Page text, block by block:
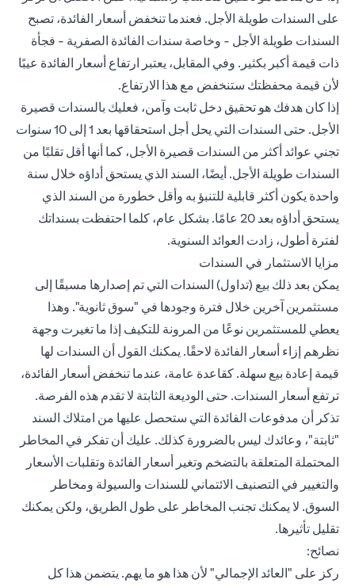
على السندات طويلة الأجل. فعندما تنخفض أسعار الفائدة، تصبح
السندات طويلة الأجل - وخاصة سندات الفائدة الصفرية - فجأة
ذات قيمة أكبر بكثير. وفي المقابل، يعتبر ارتفاع أسعار الفائدة عيبًا
لأن قيمة محفظتك ستنخفض مع هذا الارتفاع.
إذا كان هدفك هو تحقيق دخل ثابت وآمن، فعليك بالسندات قصيرة
الأجل. حتى السندات التي يحل أجل استحقاقها بعد 1 إلى 10 سنوات
تجني عوائد أكثر من السندات قصيرة الأجل، كما أنها أقل تقلبًا من
السندات طويلة الأجل. أيضًا، السند الذي يستحق أداؤه خلال سنة
واحدة يكون أكثر قابلية للتنبؤ به وأقل خطورة من السند الذي
يستحق أداؤه بعد 20 عامًا. بشكل عام، كلما احتفظت بسنداتك
لفترة أطول، زادت العوائد السنوية.
مزايا الاستثمار في السندات
يمكن بعد ذلك بيع (تداول) السندات التي تم إصدارها مسبقًا إلى
مستثمرين آخرين خلال فترة وجودها في "سوق ثانوية". وهذا
يعطي للمستثمرين نوعًا من المرونة للتكيف إذا ما تغيرت وجهة
نظرهم إزاء أسعار الفائدة لاحقًا. يمكنك القول أن السندات لها
قيمة إعادة بيع سهلة. كقاعدة عامة، عندما تنخفض أسعار الفائدة،
ترتفع أسعار السندات. حتى الوديعة الثابتة لا تقدم هذه الفرصة.
تذكر أن مدفوعات الفائدة التي ستحصل عليها من امتلاك السند
"ثابتة"، وعائدك ليس بالضرورة كذلك. عليك أن تفكر في المخاطر
المحتملة المتعلقة بالتضخم وتغير أسعار الفائدة وتقلبات الأسعار
والتغيير في التصنيف الائتماني للسندات والسيولة ومخاطر
السوق. لا يمكنك تجنب المخاطر على طول الطريق، ولكن يمكنك
تقليل تأثيرها.
نصائح:
ركز على "العائد الإجمالي" لأن هذا هو ما يهم. يتضمن هذا كل